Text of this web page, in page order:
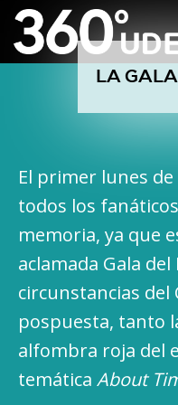
LA
El primer lunes
todos los
memoria, ya que
aclamada Gala
circunstancias del
pospuesta, tanto
alfombra roja del
temática About